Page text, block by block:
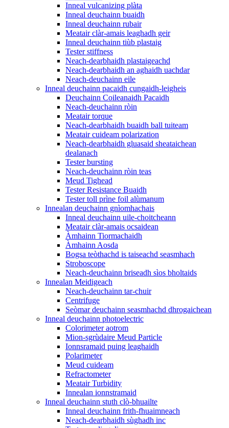
Inneal vulcanizing plàta
Inneal deuchainn buaidh
Inneal deuchainn rubair
Meatair clàr-amais leaghadh geir
Inneal deuchainn tiùb plastaig
Tester stiffness
Neach-dearbhaidh plastaigeachd
Neach-dearbhaidh an aghaidh uachdar
Neach-deuchainn eile
Inneal deuchainn pacaidh cungaidh-leigheis
Deuchainn Coileanaidh Pacaidh
Neach-deuchainn ròin
Meatair torque
Neach-dearbhaidh buaidh ball tuiteam
Meatair cuideam polarization
Neach-dearbhaidh gluasaid sheataichean
dealanach
Tester bursting
Neach-deuchainn ròin teas
Meud Tighead
Tester Resistance Buaidh
Tester toll prìne foil alùmanum
Innealan deuchainn gnìomhachais
Inneal deuchainn uile-choitcheann
Meatair clàr-amais ocsaidean
Àmhainn Tiormachaidh
Àmhainn Aosda
Bogsa teòthachd is taiseachd seasmhach
Stroboscope
Neach-deuchainn briseadh sìos bholtaids
Innealan Meidigeach
Neach-deuchainn tar-chuir
Centrifuge
Seòmar deuchainn seasmhachd dhrogaichean
Inneal deuchainn photoelectric
Colorimeter aotrom
Mion-sgrùdaire Meud Particle
Ionnsramaid puing leaghaidh
Polarimeter
Meud cuideam
Refractometer
Meatair Turbidity
Innealan ionnstramaid
Inneal deuchainn stuth clò-bhuailte
Inneal deuchainn frith-fhuaimneach
Neach-dearbhaidh sùghadh inc